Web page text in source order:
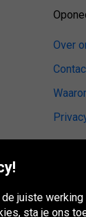
Over
juiste
sta je ons